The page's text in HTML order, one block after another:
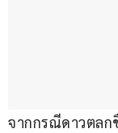
จากกรณีดาวตลก